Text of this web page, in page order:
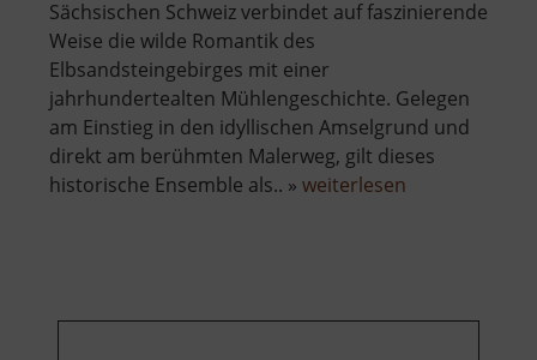
Sächsischen Schweiz verbindet auf faszinierende
Weise die wilde Romantik des
Elbsandsteingebirges mit einer
jahrhundertealten Mühlengeschichte. Gelegen
am Einstieg in den idyllischen Amselgrund und
direkt am berühmten Malerweg, gilt dieses
historische Ensemble als.. » weiterlesen